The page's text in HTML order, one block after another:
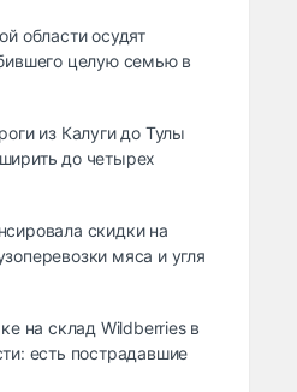
области осудят
целую семью в
из Калуги до Тулы
до четырех
скидки на
мяса и угля
на склад Wildberries в
есть пострадавшие